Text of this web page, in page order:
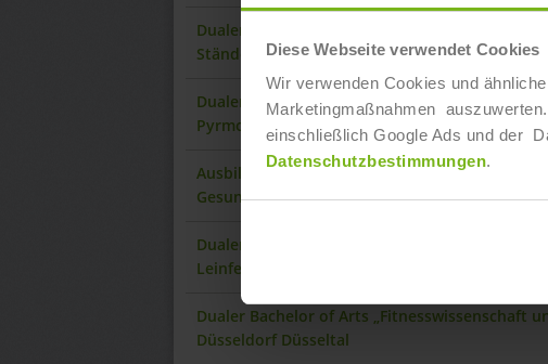
Diese Webseite verwendet Cookies
Wir verwenden Cookies und
Marketingmaßnahmen
einschließlich Google Ads und der
Datenschutzbestimmungen.
Dualer Bachelor of Arts „Fitnesswissenschaft
Ständeplatz
Dualer Bachelor of Arts „Fitnesswissenschaft
Pyrmont
Ausbildung „Sport- und Fitnesskaufmann:frau /
Gesundheitstrainer:in“ in Kassel Ständeplatz
Dualer Bachelor of Arts „Fitnesswissenschaft
Leinfelden-Echterdingen
Dualer Bachelor of Arts „Fitnesswissenschaft
Düsseldorf Düsseltal